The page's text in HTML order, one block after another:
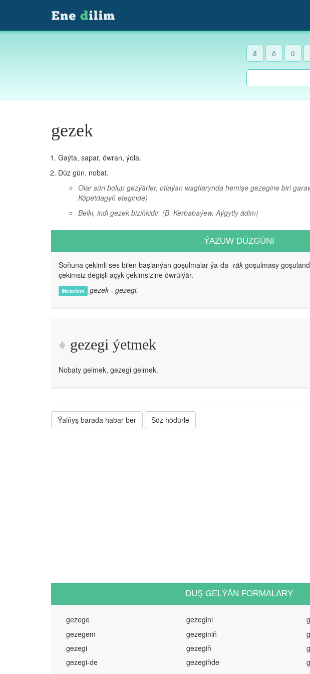
ä ö ü
gezek
Gaýta, sapar, öwran, ýola.
Düz gün, nobat.
Olar süri bolup gezýärler, otlaýan wagtlarynda hemişe gezegine biri
Köpetdagyň eteginde)
Belki, indi gezek biziňkidir. (B. Kerbabaýew, Aýgytly ädim)
ÝAZUW DÜZGÜNI
Soňuna çekimli ses bilen başlanýan goşulmalar ýa-da -räk goşulmasy
çekimsiz degişli açyk çekimsizine öwrülýär.
Meselem gezek - gezegi.
gezegi ýetmek
Nobaty gelmek, gezegi gelmek.
Ýalňyş barada habar ber Söz hödürle
DUŞ GELÝÄN FORMALARY
gezege
gezegem
gezegi
gezegi-de
gezegini
gezeginiň
gezegiň
gezegiňde